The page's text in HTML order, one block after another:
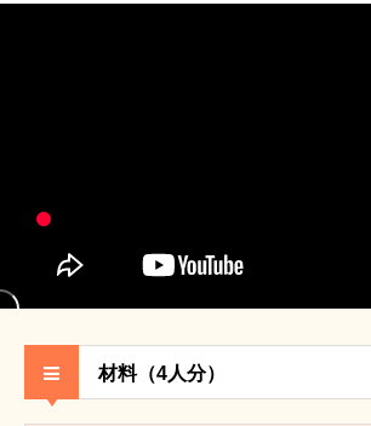
材料（4人分）